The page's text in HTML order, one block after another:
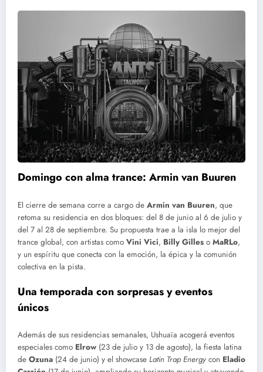
Domingo con alma trance: Armin van Buuren
El cierre de semana corre a cargo de Armin van Buuren, que
retoma su residencia en dos bloques: del 8 de junio al 6 de julio y
del 7 al 28 de septiembre. Su propuesta trae a la isla lo mejor del
trance global, con artistas como Vini Vici, Billy Gilles o MaRLo,
y un espíritu que conecta con la emoción, la épica y la comunión
colectiva en la pista.
Una temporada con sorpresas y eventos
únicos
Además de sus residencias semanales, Ushuaïa acogerá eventos
especiales como Elrow (23 de julio y 13 de agosto), la fiesta latina
de Ozuna (24 de junio) y el showcase Latin Trap Energy con Eladio